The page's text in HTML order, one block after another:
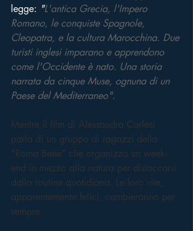
legge: "L'antica Grecia, l'Impero
Romano, le conquiste Spagnole,
Cleopatra, e la cultura Marocchina. Due
turisti inglesi imparano e apprendono
come l'Occidente è nato. Una storia
narrata da cinque Muse, ognuna di un
Paese del Mediterraneo".
Mentre il film di Alessandra Carlesi
parla di un gruppo di ragazzi della
"Roma Bene" che organizza un week-
end in mezzo alla natura per distaccarsi
dalla routine quotidiana. Le loro vite,
apparentemente felici, cambieranno per
sempre.